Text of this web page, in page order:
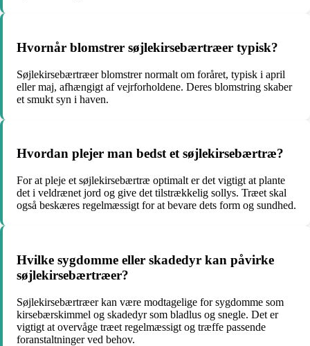
Hvornår blomstrer søjlekirsebærtræer typisk?
Søjlekirsebærtræer blomstrer normalt om foråret, typisk i april
eller maj, afhængigt af vejrforholdene. Deres blomstring skaber
et smukt syn i haven.
Hvordan plejer man bedst et søjlekirsebærtræ?
For at pleje et søjlekirsebærtræ optimalt er det vigtigt at plante
det i veldrænet jord og give det tilstrækkelig sollys. Træet skal
også beskæres regelmæssigt for at bevare dets form og sundhed.
Hvilke sygdomme eller skadedyr kan påvirke
søjlekirsebærtræer?
Søjlekirsebærtræer kan være modtagelige for sygdomme som
kirsebærskimmel og skadedyr som bladlus og snegle. Det er
vigtigt at overvåge træet regelmæssigt og træffe passende
foranstaltninger ved behov.